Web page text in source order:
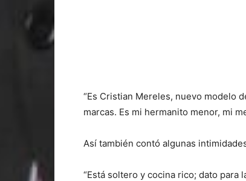
“Es Cristian Mereles, nuevo modelo
marcas. Es mi hermanito menor, mi
Así también contó algunas
“Está soltero y cocina rico; dato